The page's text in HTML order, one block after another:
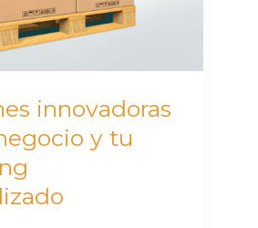
innovadoras
y tu